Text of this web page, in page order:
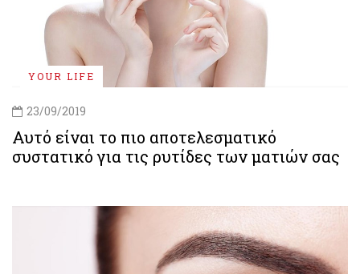
YOUR LIFE
23/09/2019
Αυτό είναι το πιο αποτελεσματικό
συστατικό για τις ρυτίδες των ματιών σας